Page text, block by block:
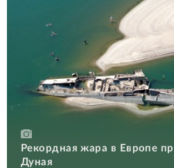
Рекордная жара в Европе
Дуная